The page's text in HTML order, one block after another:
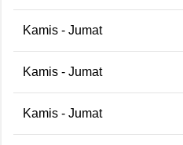
Kamis - Jumat
Kamis - Jumat
Kamis - Jumat